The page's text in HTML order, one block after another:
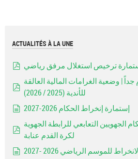
ACTUALITÉS À LA UNE
ترخيص استغلال مرفق رياضي
pdf
| وضعية الغرامات المالية العالقة
للأندية (2025 / 2026)
إستمارة إنخراط الحكام 2026-2027
pdf
الجهويين التعابعي للرابطة الجهوية
لكرة القدم عنابة
للموسم الرياضي 2026 -2027